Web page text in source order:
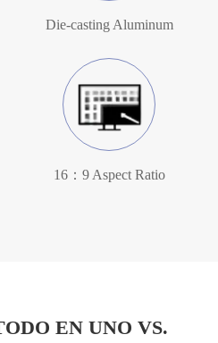
Die-casting Aluminum
16：9 Aspect Ratio
EN UNO VS.